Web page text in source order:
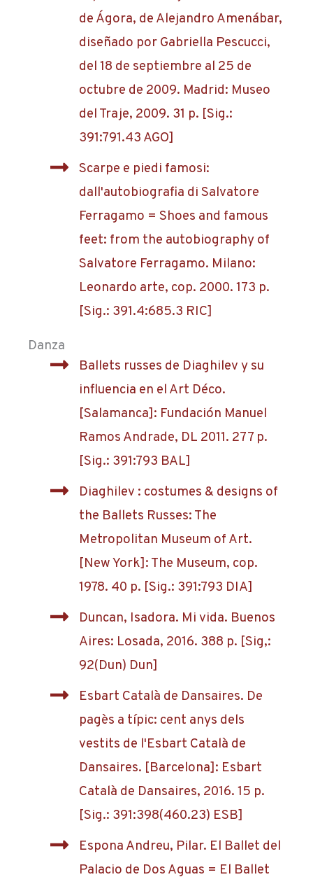
de Ágora, de Alejandro Amenábar,
diseñado por Gabriella Pescucci,
del 18 de septiembre al 25 de
octubre de 2009. Madrid: Museo
del Traje, 2009. 31 p. [Sig.:
391:791.43 AGO]
Scarpe e piedi famosi:
dall'autobiografia di Salvatore
Ferragamo = Shoes and famous
feet: from the autobiography of
Salvatore Ferragamo. Milano:
Leonardo arte, cop. 2000. 173 p.
[Sig.: 391.4:685.3 RIC]
Danza
Ballets russes de Diaghilev y su
influencia en el Art Déco.
[Salamanca]: Fundación Manuel
Ramos Andrade, DL 2011. 277 p.
[Sig.: 391:793 BAL]
Diaghilev : costumes & designs of
the Ballets Russes: The
Metropolitan Museum of Art.
[New York]: The Museum, cop.
1978. 40 p. [Sig.: 391:793 DIA]
Duncan, Isadora. Mi vida. Buenos
Aires: Losada, 2016. 388 p. [Sig,:
92(Dun) Dun]
Esbart Català de Dansaires. De
pagès a típic: cent anys dels
vestits de l'Esbart Català de
Dansaires. [Barcelona]: Esbart
Català de Dansaires, 2016. 15 p.
[Sig.: 391:398(460.23) ESB]
Espona Andreu, Pilar. El Ballet del
Palacio de Dos Aguas = El Ballet